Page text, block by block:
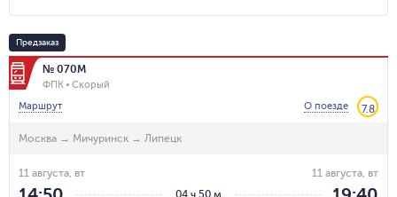
Предзаказ
№ 070М
ФПК
Скорый
Маршрут
О поезде 7.8
Москва → Мичуринск → Липецк
04 ч 50 м
11 августа, вт 11 августа, вт